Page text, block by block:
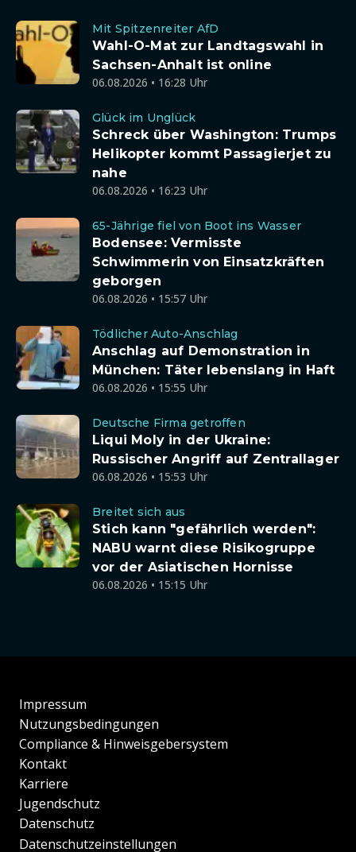
Mit Spitzenreiter AfD
Wahl-O-Mat zur Landtagswahl in
Sachsen-Anhalt ist online
06.08.2026 • 16:28 Uhr
Glück im Unglück
Schreck über Washington: Trumps
Helikopter kommt Passagierjet zu
nahe
06.08.2026 • 16:23 Uhr
65-Jährige fiel von Boot ins Wasser
Bodensee: Vermisste
Schwimmerin von Einsatzkräften
geborgen
06.08.2026 • 15:57 Uhr
Tödlicher Auto-Anschlag
Anschlag auf Demonstration in
München: Täter lebenslang in Haft
06.08.2026 • 15:55 Uhr
Deutsche Firma getroffen
Liqui Moly in der Ukraine:
Russischer Angriff auf Zentrallager
06.08.2026 • 15:53 Uhr
Breitet sich aus
Stich kann "gefährlich werden":
NABU warnt diese Risikogruppe
vor der Asiatischen Hornisse
06.08.2026 • 15:15 Uhr
Impressum
Nutzungsbedingungen
Compliance & Hinweisgebersystem
Kontakt
Karriere
Jugendschutz
Datenschutz
Datenschutzeinstellungen